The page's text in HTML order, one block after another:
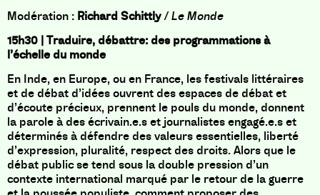
Modération : Richard Schittly/Le Monde
15h30 | Traduire, débattre: des programmations à
l’échelle du monde
En Inde, en Europe, ou en France, les festivals littéraires
et de débat d’idées ouvrent des espaces de débat et
d’écoute précieux, prennent le pouls du monde, donnent
la parole à des écrivain.e.s et journalistes engagé.e.s et
déterminés à défendre des valeurs essentielles, liberté
d’expression, pluralité, respect des droits. Alors que le
débat public se tend sous la double pression d’un
contexte international marqué par le retour de la guerre